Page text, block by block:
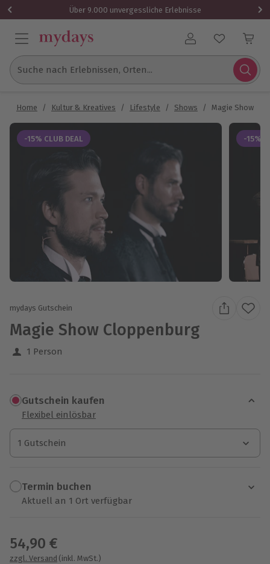
Über 9.000 unvergessliche Erlebnisse
Benutzerkonto
Suche nach Erlebnissen, Orten...
Home / Kultur & Kreatives / Lifestyle / Shows / Magie Show
-15% CLUB DEAL -15%
mydays Gutschein
Magie Show Cloppenburg
1 Person
Gutschein kaufen
Flexibel einlösbar
1 Gutschein
1 Gutschein
1 Gutschein
Termin buchen
Aktuell an 1 Ort verfügbar
54,90 €
zzgl. Versand (inkl. MwSt.)